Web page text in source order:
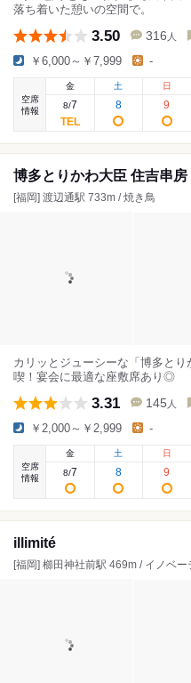
落ち着いた憩いの空間で。
3.50 316 人
￥6,000～￥7,999 -
空席
情報
金
8/7
土
8
日
9
博多とりかわ大臣 住吉串房
[福岡] 渡辺通駅 733m / 焼き鳥
カリッとジューシーな「博多と
喫！宴会に最適な座敷席あり◎
3.31 145 人
￥2,000～￥2,999 -
空席
情報
金
8/7
土
8
日
9
illimité
[福岡] 櫛田神社前駅 469m / イノベ